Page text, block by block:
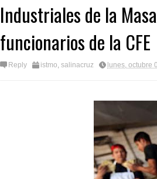
Industriales de la
funcionarios de la CFE
Reply istmo, salinacruz lunes, octubre